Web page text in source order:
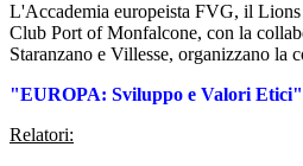
L'Accademia europeista FVG, il
Club Port of Monfalcone, con la
Staranzano e Villesse, organizzano la
"EUROPA: Sviluppo e Valori Etici"
Relatori: